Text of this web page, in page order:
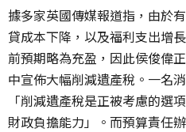
據多家英國傳媒報道指，由於
貸成本下降，以及福利支出增
前預期略為充盈，因此侯俊偉
中宣佈大幅削減遺產稅。一名
「削減遺產稅是正被考慮的選
財政負擔能力」。而預算責任